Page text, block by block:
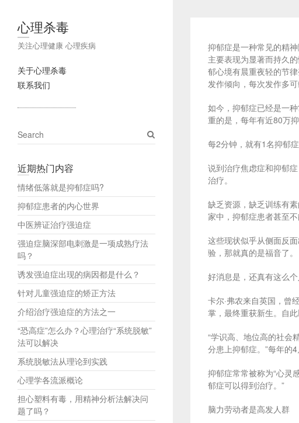
心理杀毒
关注心理健康 心理疾病
关于心理杀毒
联系我们
抑郁症是一种常见的精
主要表现为显著而持久
郁心境有晨重夜轻的节
发作倾向，每次发作多
如今，抑郁症已经是一
重的是，每年有近80万
每2分钟，就有1名抑郁
说到治疗焦虑症和抑郁
治疗。
缺乏资源，缺乏训练有
家中，抑郁症患者甚至不
这些现状似乎从侧面反
验，那就真的是福音了。
好消息是，还真有这么个
卡尔·弗农来自英国，曾
掌，最终重获新生。自
“学识高、地位高的社会
分患上抑郁症。”每年的4
抑郁症常常被称为“心灵
郁症可以得到治疗。”
脑力劳动者是高发人群
S
e
r
c
h
近期热门内容
情绪低落就是抑郁症吗?
抑郁症患者的内心世界
中医辨证治疗强迫症
强迫症脑深部电刺激是一项成熟疗法
吗？
诱发强迫症出现的病因都是什么？
针对儿童强迫症的矫正方法
介绍治疗强迫症的方法之一
“恐高症”怎么办？心理治疗“系统脱敏”
法可以解决
系统脱敏法从理论到实践
心理学各流派概论
担心塑料有毒，用精神分析法解决问
题了吗？